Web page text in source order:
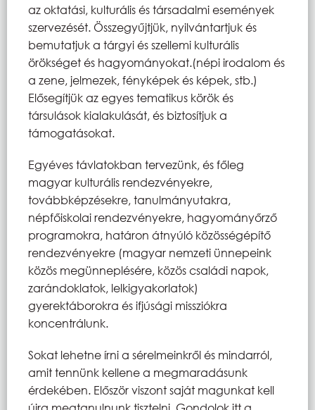
az oktatási, kulturális és társadalmi események
szervezését. Összegyűjtjük, nyilvántartjuk és
bemutatjuk a tárgyi és szellemi kulturális
örökséget és hagyományokat.(népi irodalom és
a zene, jelmezek, fényképek és képek, stb.)
Elősegítjük az egyes tematikus körök és
társulások kialakulását, és biztosítjuk a
támogatásokat.
Egyéves távlatokban tervezünk, és főleg
magyar kulturális rendezvényekre,
továbbképzésekre, tanulmányutakra,
népfőiskolai rendezvényekre, hagyományőrző
programokra, határon átnyúló közösségépítő
rendezvényekre (magyar nemzeti ünnepeink
közös megünneplésére, közös családi napok,
zarándoklatok, lelkigyakorlatok)
gyerektáborokra és ifjúsági missziókra
koncentrálunk.
Sokat lehetne írni a sérelmeinkről és mindarról,
amit tennünk kellene a megmaradásunk
érdekében. Először viszont saját magunkat kell